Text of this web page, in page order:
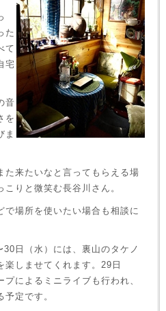
た
て
宅
音
を
ま
た来たいなと言ってもらえる場
りと微笑む長谷川さん。
で場所を使いたい場合も相談に
日（水）には、裏山のタケノ
楽しませてくれます。29日
プによるミニライブも行われ、
定です。